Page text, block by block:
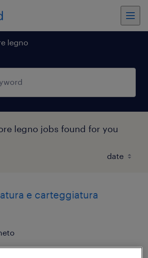
legno
legno jobs found for you
e carteggiatura